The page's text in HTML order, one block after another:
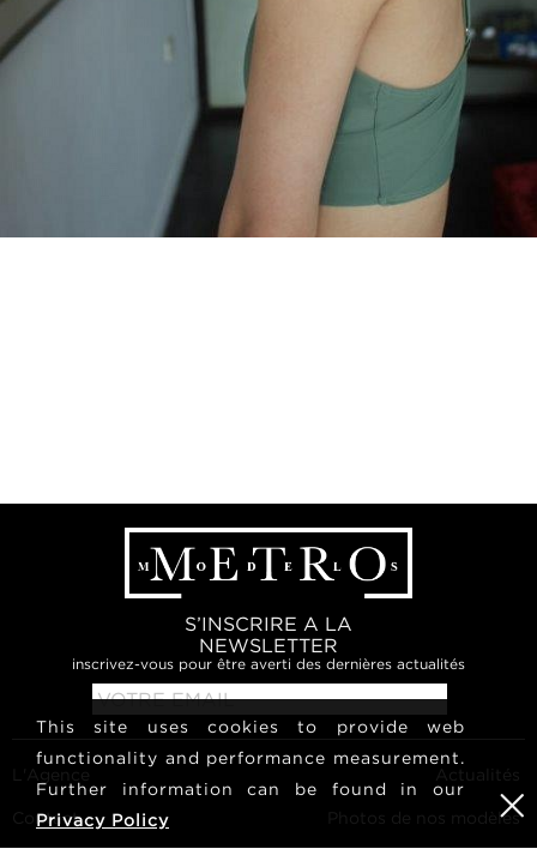
S’INSCRIRE A LA
NEWSLETTER
inscrivez-vous pour être averti des dernières actualités
L'Agence
Contact
Actualités
Photos de nos modèles
This site uses cookies to provide web
functionality and performance measurement.
Further information can be found in our
Privacy Policy